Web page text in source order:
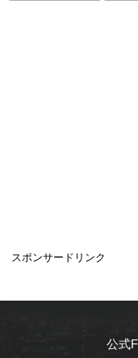
スポンサードリンク
公式